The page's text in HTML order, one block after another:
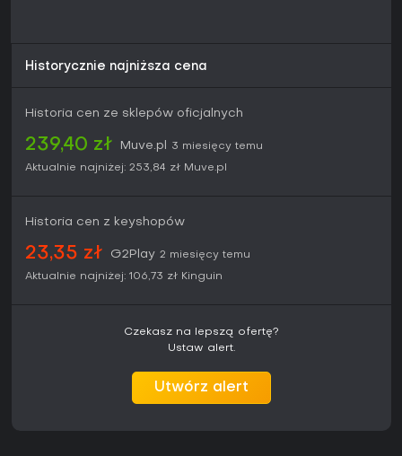
łatwy start bez kupna dla subskrybentów.
różnych eventach, gra zapewni długą frajdę. Pozytywne
pierwsze opinie zapowiadają mocne zaangażowanie
społeczności, a pełny potencjał ujawni się po premierze z
bieżącym wsparciem.
Historycznie najniższa cena
Historia cen ze sklepów oficjalnych
239,40 zł Muve.pl
3 miesięcy temu
Aktualnie najniżej: 253,84 zł Muve.pl
Historia cen z keyshopów
23,35 zł G2Play 2 miesięcy temu
Aktualnie najniżej: 106,73 zł Kinguin
Czekasz na lepszą ofertę?
Ustaw alert.
Utwórz alert